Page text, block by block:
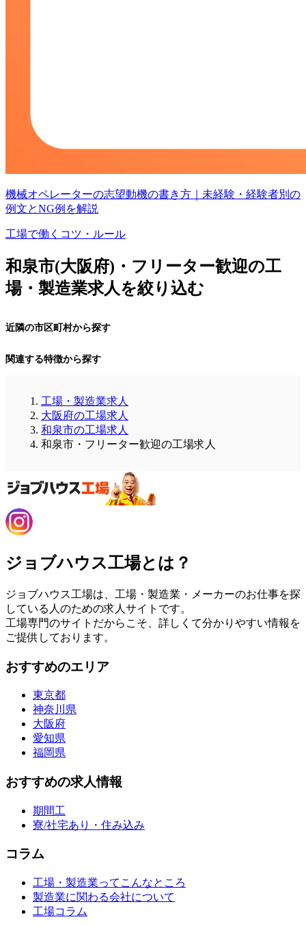
機械オペレーターの志望動機の書き方｜未経験・経験者別の
例文とNG例を解説
工場で働くコツ・ルール
和泉市(大阪府)・フリーター歓迎の工
場・製造業求人を絞り込む
近隣の市区町村から探す
関連する特徴から探す
工場・製造業求人
大阪府の工場求人
和泉市の工場求人
和泉市・フリーター歓迎の工場求人
ジョブハウス工場とは？
ジョブハウス工場は、工場・製造業・メーカーのお仕事を探
している人のための求人サイトです。
工場専門のサイトだからこそ、詳しくて分かりやすい情報を
ご提供しております。
おすすめのエリア
東京都
神奈川県
大阪府
愛知県
福岡県
おすすめの求人情報
期間工
寮/社宅あり・住み込み
コラム
工場・製造業ってこんなところ
製造業に関わる会社について
工場コラム